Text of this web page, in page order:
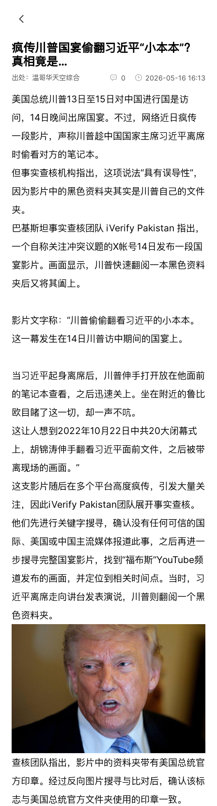
疯传川普国宴偷翻习近平“小本本”？
真相竟是…
出处：温哥华天空综合 0 2026-05-16 16:13
美国总统川普13日至15日对中国进行国是访
问，14日晚间出席国宴。不过，网络近日疯传
一段影片，声称川普趁中国国家主席习近平离席
时偷看对方的笔记本。
但事实查核机构指出，这项说法“具有误导性”，
因为影片中的黑色资料夹其实是川普自己的文件
夹。
巴基斯坦事实查核团队 iVerify Pakistan 指出，
一个自称关注冲突议题的X帐号14日发布一段国
宴影片。画面显示，川普快速翻阅一本黑色资料
夹后又将其阖上。
影片文字称：“川普偷偷翻看习近平的小本本。
这一幕发生在14日川普访中期间的国宴上。
当习近平起身离席后，川普伸手打开放在他面前
的笔记本查看，之后迅速关上。坐在附近的鲁比
欧目睹了这一切，却一声不吭。
这让人想到2022年10月22日中共20大闭幕式
上，胡锦涛伸手翻看习近平面前文件，之后被带
离现场的画面。”
这支影片随后在多个平台高度疯传，引发大量关
注，因此iVerify Pakistan团队展开事实查核。
他们先进行关键字搜寻，确认没有任何可信的国
际、美国或中国主流媒体报道此事，之后再进一
步搜寻完整国宴影片，找到“福布斯”YouTube频
道发布的画面，并定位到相关时间点。当时，习
近平离席走向讲台发表演说，川普则翻阅一个黑
色资料夹。
查核团队指出，影片中的资料夹带有美国总统官
方印章。经过反向图片搜寻与比对后，确认该标
志与美国总统官方文件夹使用的印章一致。